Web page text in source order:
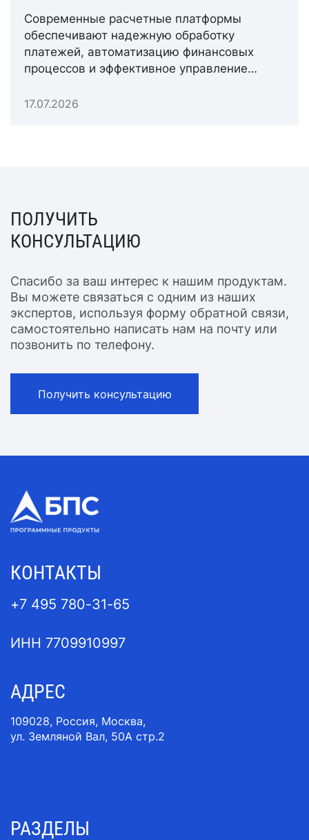
Современные расчетные платформы
обеспечивают надежную обработку
платежей, автоматизацию финансовых
процессов и эффективное управление
17.07.2026
ПОЛУЧИТЬ
КОНСУЛЬТАЦИЮ
Спасибо за ваш интерес к нашим продуктам.
Вы можете связаться с одним из наших
экспертов, используя форму обратной связи,
самостоятельно написать нам на почту или
позвонить по телефону.
Получить консультацию
РАЗДЕЛЫ
КОНТАКТЫ
+7 495 780-31-65
ИНН 7709910997
АДРЕС
109028, Россия, Москва,
ул. Земляной Вал, 50A стр.2